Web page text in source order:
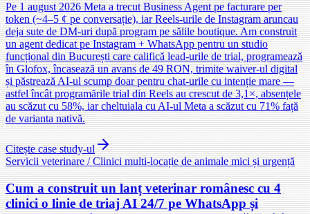
Pe 1 august 2026 Meta a trecut Business Agent pe facturare per
token (~4–5 ¢ pe conversație), iar Reels-urile de Instagram aruncau
deja sute de DM-uri după program pe sălile boutique. Am construit
un agent dedicat pe Instagram + WhatsApp pentru un studio
funcțional din București care califică lead-urile de trial, programează
în Glofox, încasează un avans de 49 RON, trimite waiver-ul digital
și păstrează AI-ul scump doar pentru chat-urile cu intenție mare —
astfel încât programările trial din Reels au crescut de 3,1×, absențele
au scăzut cu 58%, iar cheltuiala cu AI-ul Meta a scăzut cu 71% față
de varianta nativă.
Citește case study-ul
Servicii veterinare / Clinici multi-locație de animale mici și urgență
Cum a construit un lanț veterinar românesc cu 4
clinici o linie de triaj AI 24/7 pe WhatsApp și